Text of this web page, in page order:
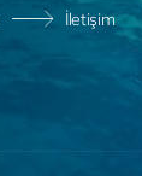
İletişim